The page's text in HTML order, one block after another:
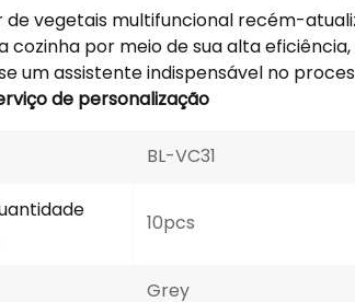
vegetais multifuncional recém-
cozinha por meio de sua alta
um assistente indispensável no
de personalização
BL-VC31
10pcs
Grey